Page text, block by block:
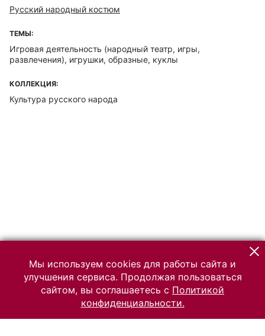
Русский народный костюм
ТЕМЫ:
Игровая деятельность (народный театр, игры,
развлечения), игрушки, образные, куклы
КОЛЛЕКЦИЯ:
Культура русского народа
Мы используем cookies для работы сайта и
улучшения сервиса. Продолжая пользоваться
сайтом, вы соглашаетесь с Политикой
конфиденциальности.